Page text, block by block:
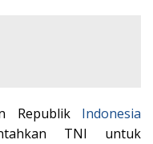
Republik Indonesia
TNI untuk